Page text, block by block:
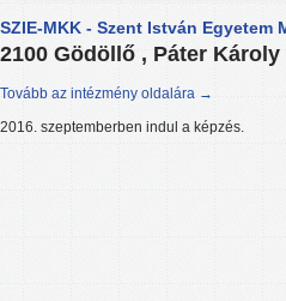
SZIE-MKK - Szent István
2100 Gödöllő , Páter Károly
Tovább az intézmény oldalára →
2016. szeptemberben indul a képzés.